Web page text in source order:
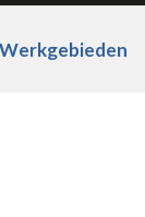
Werkgebieden